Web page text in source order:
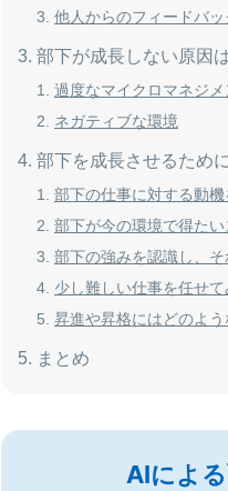
他人からのフィードバ
部下が成長しない原因
過度なマイクロマネジメ
ネガティブな環境
部下を成長させるため
部下の仕事に対する動機
部下が今の環境で得た
部下の強みを認識し、
少し難しい仕事を任せて
昇進や昇格にはどのよ
まとめ
AIによ